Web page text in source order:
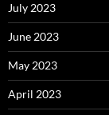
July 2023
June 2023
May 2023
April 2023